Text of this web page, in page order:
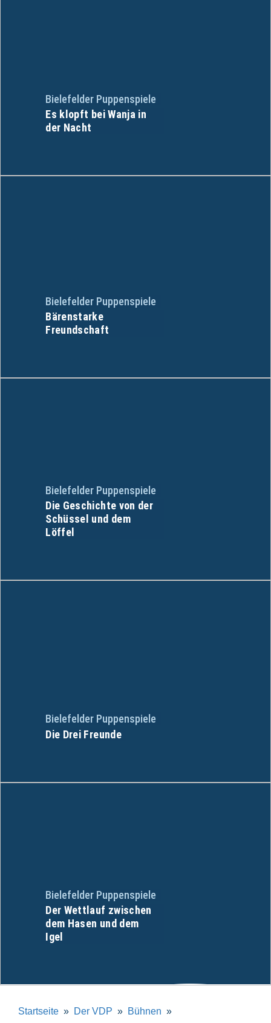
Bielefelder Puppenspiele
Es klopft bei Wanja in
der Nacht
Bielefelder Puppenspiele
Bärenstarke
Freundschaft
Bielefelder Puppenspiele
Die Geschichte von der
Schüssel und dem
Löffel
Bielefelder Puppenspiele
Die Drei Freunde
Bielefelder Puppenspiele
Der Wettlauf zwischen
dem Hasen und dem
Igel
Startseite Der VDP Bühnen